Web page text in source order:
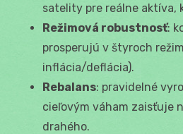
satelity pre reálne aktíva,
Režimová robustnosť:
prosperujú v štyroch
inflácia/deflácia).
Rebalans: pravidelné
cieľovým váham zaisťuje
drahého.